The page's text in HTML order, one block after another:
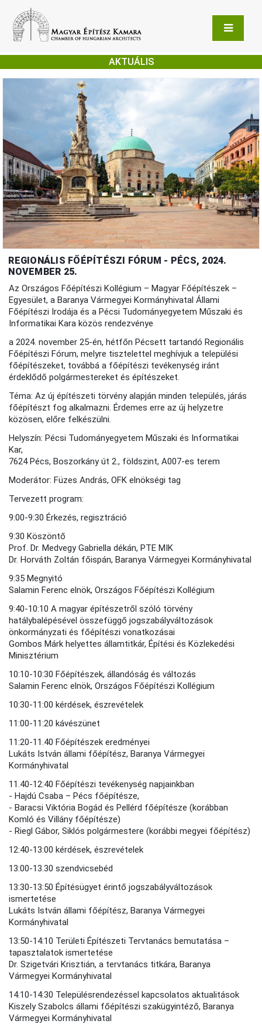
AKTUÁLIS
REGIONÁLIS FŐÉPÍTÉSZI FÓRUM - PÉCS, 2024.
NOVEMBER 25.
Az Országos Főépítészi Kollégium – Magyar Főépítészek –
Egyesület, a Baranya Vármegyei Kormányhivatal Állami
Főépítészi Irodája és a Pécsi Tudományegyetem Műszaki és
Informatikai Kara közös rendezvénye
a 2024. november 25-én, hétfőn Pécsett tartandó Regionális
Főépítészi Fórum, melyre tisztelettel meghívjuk a települési
főépítészeket, továbbá a főépítészi tevékenység iránt
érdeklődő polgármestereket és építészeket.
Téma: Az új építészeti törvény alapján minden település, járás
főépítészt fog alkalmazni. Érdemes erre az új helyzetre
közösen, előre felkészülni.
Helyszín: Pécsi Tudományegyetem Műszaki és Informatikai
Kar,
7624 Pécs, Boszorkány út 2., földszint, A007-es terem
Moderátor: Füzes András, OFK elnökségi tag
Tervezett program:
9:00-9:30 Érkezés, regisztráció
9:30 Köszöntő
Prof. Dr. Medvegy Gabriella dékán, PTE MIK
Dr. Horváth Zoltán főispán, Baranya Vármegyei Kormányhivatal
9:35 Megnyitó
Salamin Ferenc elnök, Országos Főépítészi Kollégium
9:40-10:10 A magyar építészetről szóló törvény
hatálybalépésével összefüggő jogszabályváltozások
önkormányzati és főépítészi vonatkozásai
Gombos Márk helyettes államtitkár, Építési és Közlekedési
Minisztérium
10:10-10:30 Főépítészek, állandóság és változás
Salamin Ferenc elnök, Országos Főépítészi Kollégium
10:30-11:00 kérdések, észrevételek
11:00-11:20 kávészünet
11:20-11.40 Főépítészek eredményei
Lukáts István állami főépítész, Baranya Vármegyei
Kormányhivatal
11.40-12:40 Főépítészi tevékenység napjainkban
- Hajdú Csaba – Pécs főépítésze,
- Baracsi Viktória Bogád és Pellérd főépítésze (korábban
Komló és Villány főépítésze)
- Riegl Gábor, Siklós polgármestere (korábbi megyei főépítész)
12:40-13:00 kérdések, észrevételek
13:00-13.30 szendvicsebéd
13:30-13:50 Építésügyet érintő jogszabályváltozások
ismertetése
Lukáts István állami főépítész, Baranya Vármegyei
Kormányhivatal
13:50-14:10 Területi Építészeti Tervtanács bemutatása –
tapasztalatok ismertetése
Dr. Szigetvári Krisztián, a tervtanács titkára, Baranya
Vármegyei Kormányhivatal
14:10-14:30 Településrendezéssel kapcsolatos aktualitások
Kiszely Szabolcs állami főépítészi szakügyintéző, Baranya
Vármegyei Kormányhivatal